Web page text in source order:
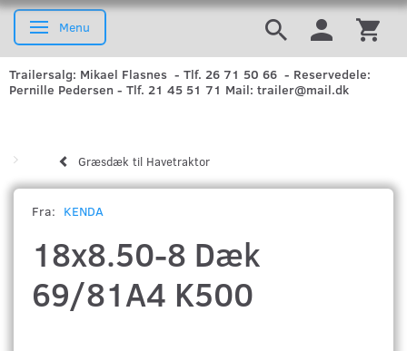
Skifte navigation
Menu
Trailersalg: Mikael Flasnes - Tlf. 26 71 50 66 - Reservedele:
Pernille Pedersen - Tlf. 21 45 51 71 Mail: trailer@mail.dk
Græsdæk til Havetraktor
Fra: KENDA
18x8.50-8 Dæk
69/81A4 K500